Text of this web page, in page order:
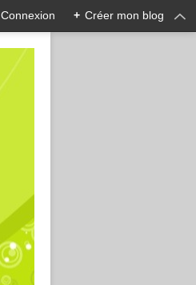
Connexion + Créer mon blog